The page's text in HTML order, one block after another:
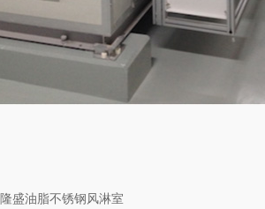
盛油脂不锈钢风淋室